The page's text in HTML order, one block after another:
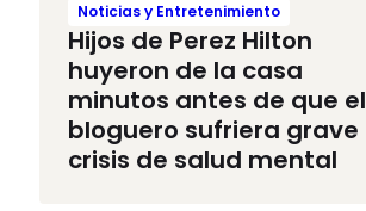
Noticias y Entretenimiento
Hijos de Perez Hilton
huyeron de la casa
minutos antes de que el
bloguero sufriera grave
crisis de salud mental